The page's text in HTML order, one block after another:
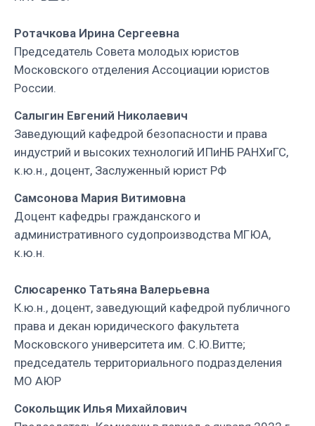
Ротачкова Ирина Сергеевна
Председатель Совета молодых юристов
Московского отделения Ассоциации юристов
России.
Салыгин Евгений Николаевич
Заведующий кафедрой безопасности и права
индустрий и высоких технологий ИПиНБ РАНХиГС,
к.ю.н., доцент, Заслуженный юрист РФ
Самсонова Мария Витимовна
Доцент кафедры гражданского и
административного судопроизводства МГЮА,
к.ю.н.
Слюсаренко Татьяна Валерьевна
К.ю.н., доцент, заведующий кафедрой публичного
права и декан юридического факультета
Московского университета им. С.Ю.Витте;
председатель территориального подразделения
МО АЮР
Сокольщик Илья Михайлович